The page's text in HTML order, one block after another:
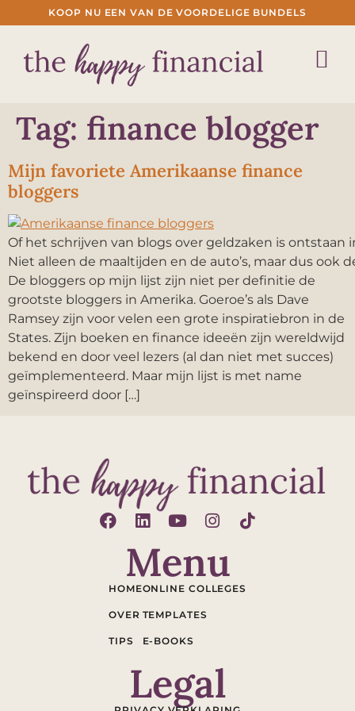
KOOP NU EEN VAN DE VOORDELIGE BUNDELS
Tag: finance blogger
Mijn favoriete Amerikaanse finance
bloggers
Of het schrijven van blogs over geldzaken is
Niet alleen de maaltijden en de auto’s, maar dus
De bloggers op mijn lijst zijn niet per definitie de
grootste bloggers in Amerika. Goeroe’s als Dave
Ramsey zijn voor velen een grote inspiratiebron in de
States. Zijn boeken en finance ideeën zijn wereldwijd
bekend en door veel lezers (al dan niet met succes)
geïmplementeerd. Maar mijn lijst is met name
geïnspireerd door […]
Menu
HOME
OVER
TIPS
ONLINE COLLEGES
TEMPLATES
E-BOOKS
Legal